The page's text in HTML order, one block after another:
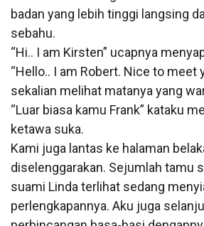
badan yang lebih tinggi langsing
sebahu.
“Hi.. I am Kirsten” ucapnya
“Hello.. I am Robert. Nice to meet
sekalian melihat matanya yang
“Luar biasa kamu Frank” kataku
ketawa suka.
Kami juga lantas ke halaman
diselenggarakan. Sejumlah tamu
suami Linda terlihat sedang
perlengkapannya. Aku juga